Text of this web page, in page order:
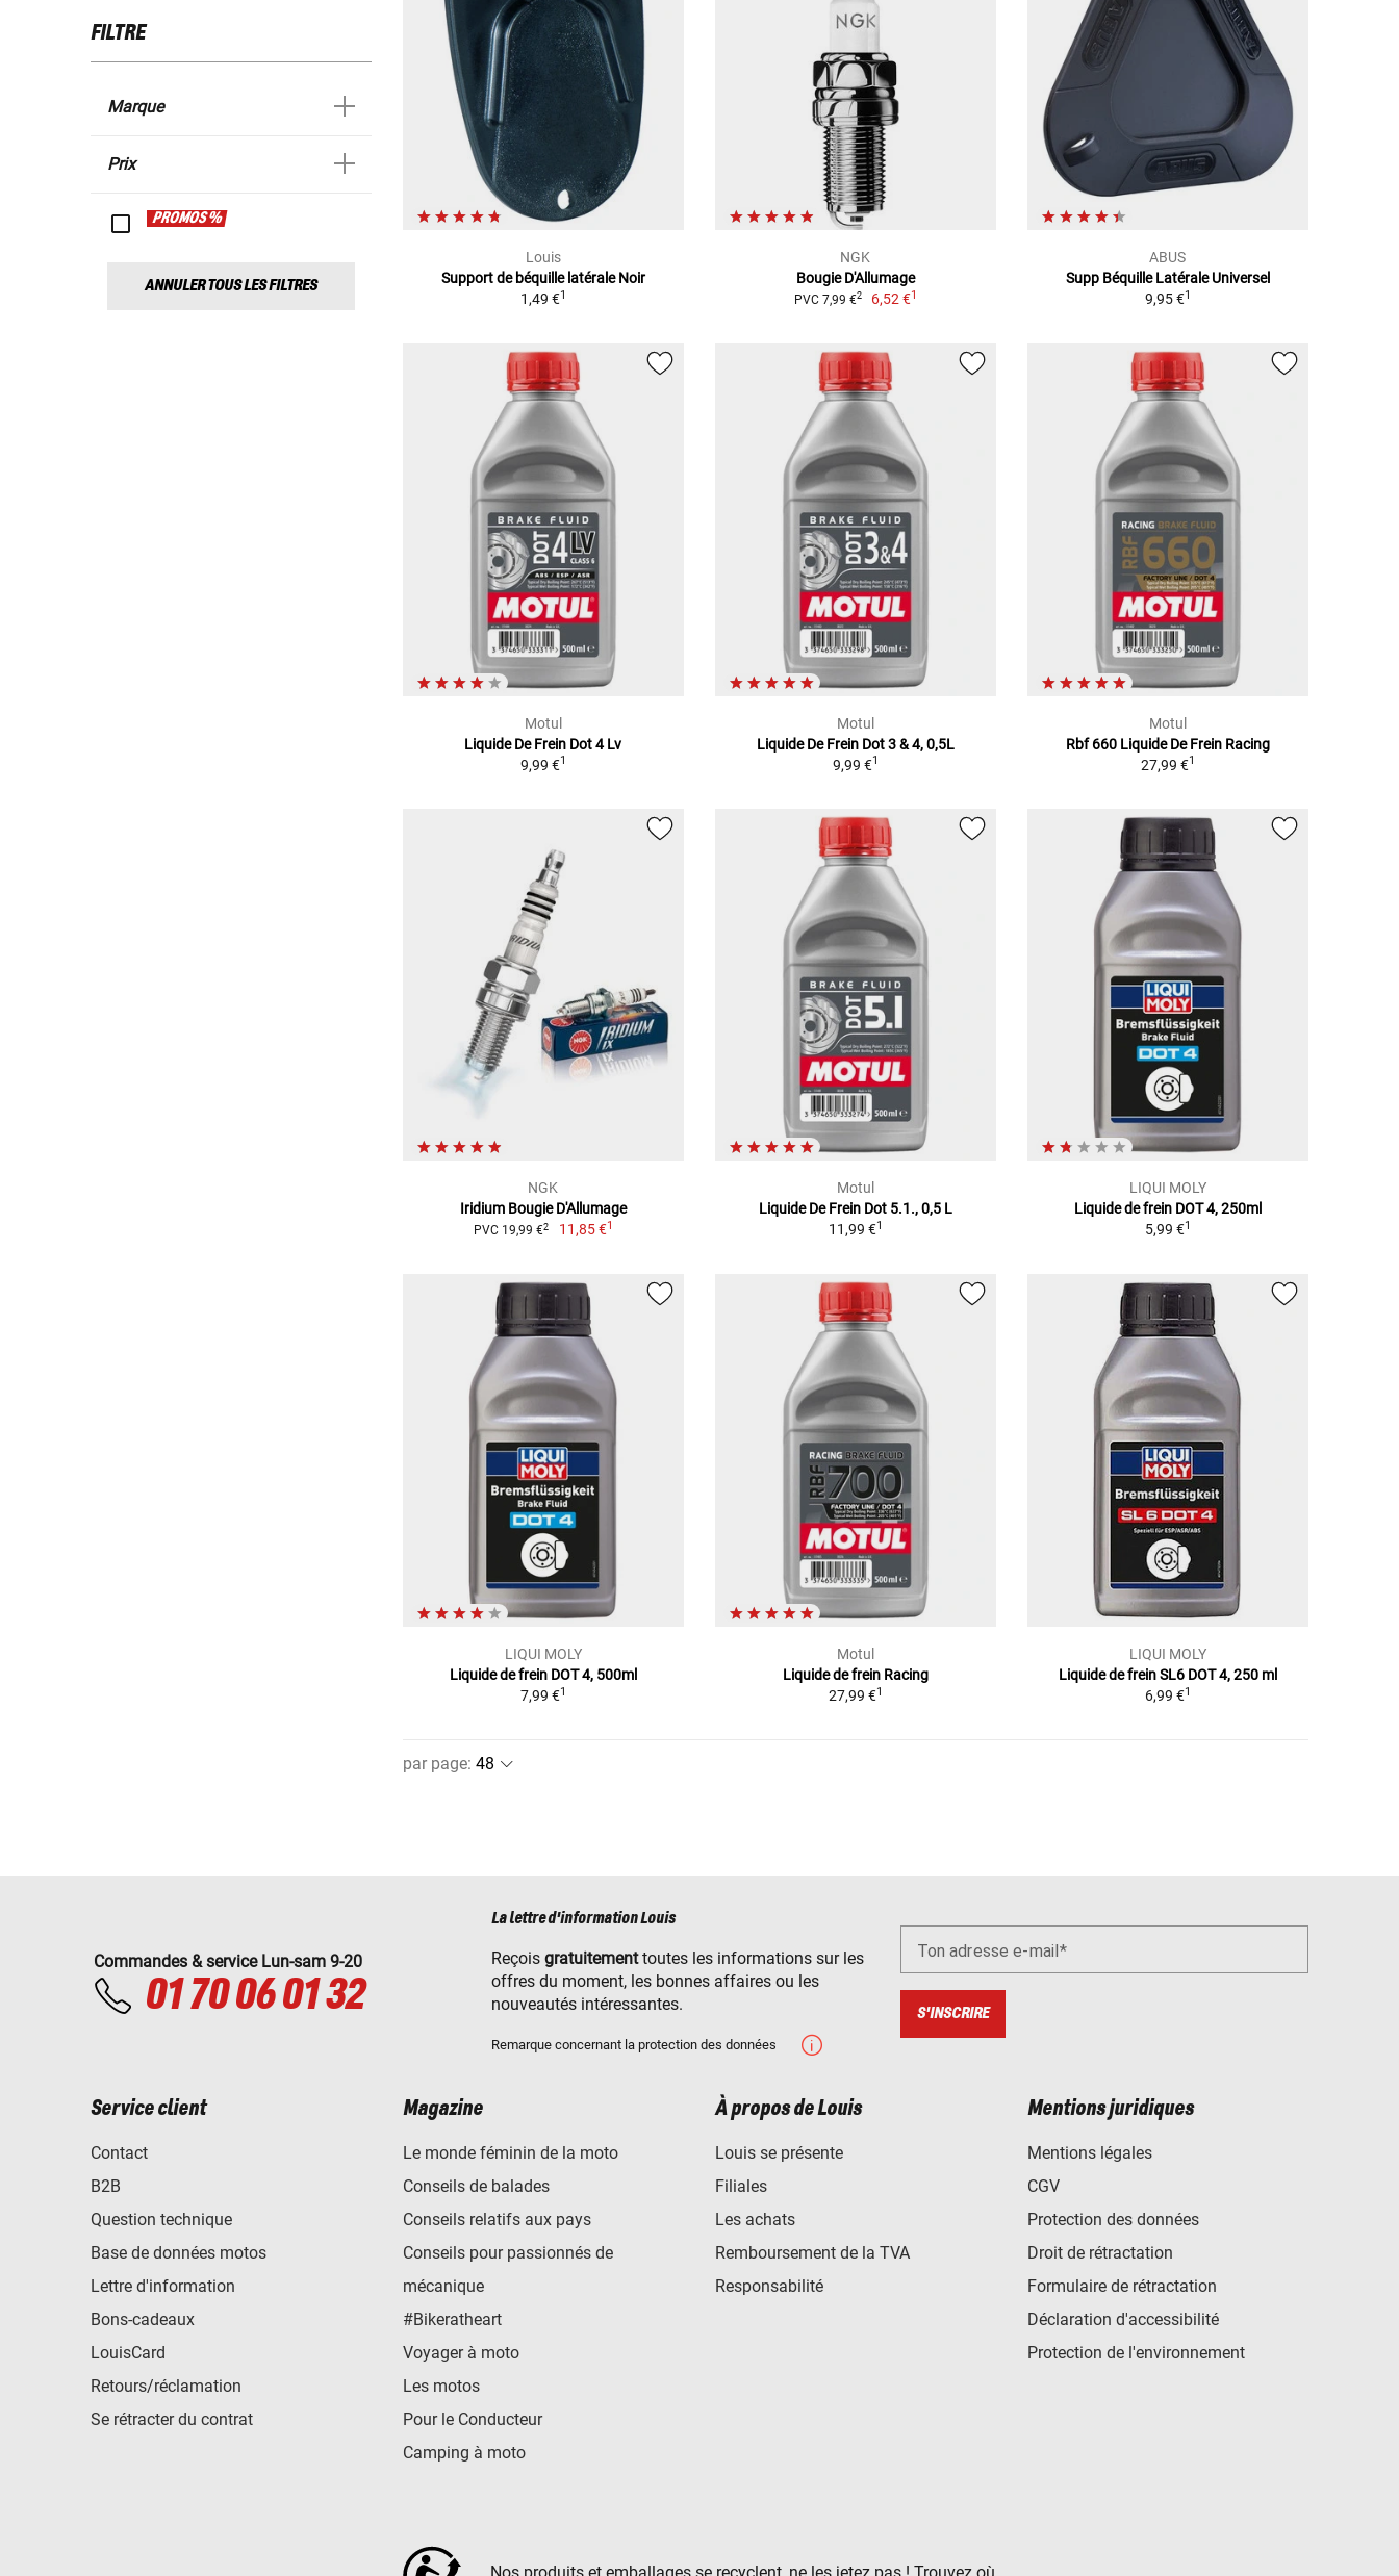
FILTRE
Marque
Prix
PROMOS %
ANNULER TOUS LES FILTRES
Louis
Support de béquille latérale Noir
1,49 €1
NGK
Bougie D'Allumage
PVC 7,99 €2 6,52 €1
ABUS
Supp Béquille Latérale Universel
9,95 €1
Motul
Liquide De Frein Dot 4 Lv
9,99 €1
Motul
Liquide De Frein Dot 3 & 4, 0,5L
9,99 €1
Motul
Rbf 660 Liquide De Frein Racing
27,99 €1
NGK
Iridium Bougie D'Allumage
PVC 19,99 €2 11,85 €1
Motul
Liquide De Frein Dot 5.1., 0,5 L
11,99 €1
LIQUI MOLY
Liquide de frein DOT 4, 250ml
5,99 €1
LIQUI MOLY
Liquide de frein DOT 4, 500ml
7,99 €1
Motul
Liquide de frein Racing
27,99 €1
LIQUI MOLY
Liquide de frein SL6 DOT 4, 250 ml
6,99 €1
par page:
Commandes & service Lun-sam 9-20
01 70 06 01 32
La lettre d'information Louis
Reçois gratuitementtoutes les informations sur les
offres du moment, les bonnes affaires ou les
nouveautés intéressantes.
Remarque concernant la protection des données
Ton adresse e-mail
S'INSCRIRE
Service client
Contact
B2B
Question technique
Base de données motos
Lettre d'information
Bons-cadeaux
LouisCard
Retours/réclamation
Se rétracter du contrat
Magazine
Le monde féminin de la moto
Conseils de balades
Conseils relatifs aux pays
Conseils pour passionnés de
mécanique
#Bikeratheart
Voyager à moto
Les motos
Pour le Conducteur
Camping à moto
À propos de Louis
Louis se présente
Filiales
Les achats
Remboursement de la TVA
Responsabilité
Mentions juridiques
Mentions légales
CGV
Protection des données
Droit de rétractation
Formulaire de rétractation
Déclaration d'accessibilité
Protection de l'environnement